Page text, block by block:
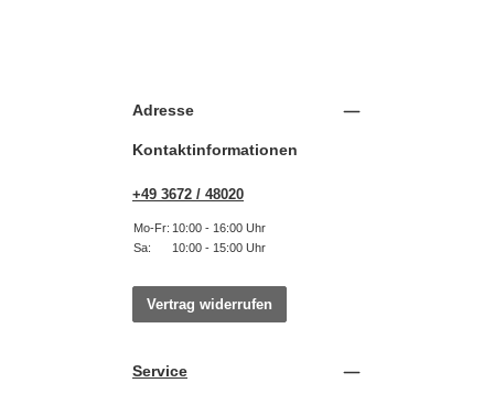
Adresse
Kontaktinformationen
+49 3672 / 48020
Mo-Fr: 10:00 - 16:00 Uhr
Sa:
10:00 - 15:00 Uhr
Vertrag widerrufen
Service